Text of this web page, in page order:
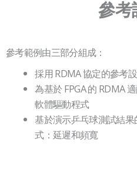
參考
參考範例由三部分組成：
採用 RDMA 協定的參考
為基於 FPGA 的 RDMA
軟體驅動程式
基於演示乒乓球測試結
式：延遲和頻寬